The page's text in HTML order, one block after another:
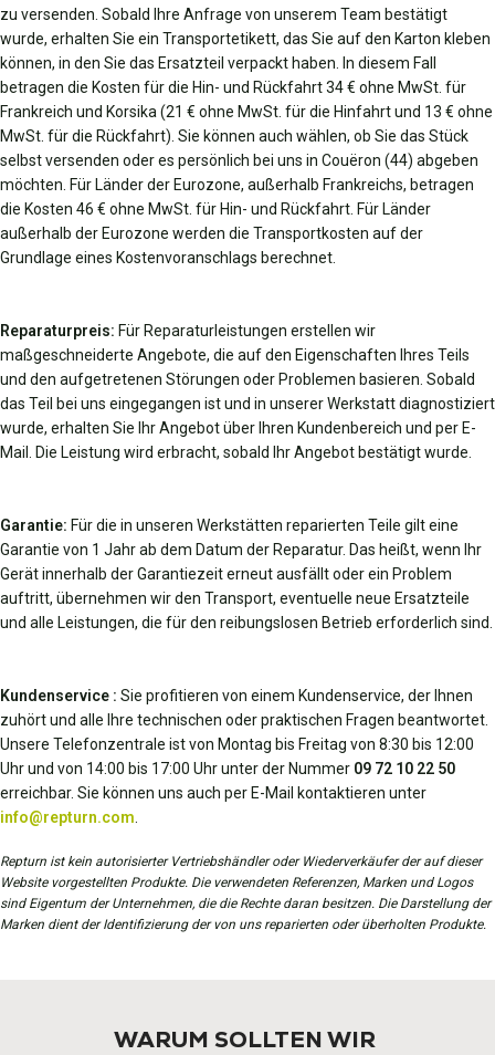
zu versenden. Sobald Ihre Anfrage von unserem Team bestätigt
wurde, erhalten Sie ein Transportetikett, das Sie auf den Karton kleben
können, in den Sie das Ersatzteil verpackt haben. In diesem Fall
betragen die Kosten für die Hin- und Rückfahrt 34 € ohne MwSt. für
Frankreich und Korsika (21 € ohne MwSt. für die Hinfahrt und 13 € ohne
MwSt. für die Rückfahrt). Sie können auch wählen, ob Sie das Stück
selbst versenden oder es persönlich bei uns in Couëron (44) abgeben
möchten. Für Länder der Eurozone, außerhalb Frankreichs, betragen
die Kosten 46 € ohne MwSt. für Hin- und Rückfahrt. Für Länder
außerhalb der Eurozone werden die Transportkosten auf der
Grundlage eines Kostenvoranschlags berechnet.
Reparaturpreis: Für Reparaturleistungen erstellen wir
maßgeschneiderte Angebote, die auf den Eigenschaften Ihres Teils
und den aufgetretenen Störungen oder Problemen basieren. Sobald
das Teil bei uns eingegangen ist und in unserer Werkstatt diagnostiziert
wurde, erhalten Sie Ihr Angebot über Ihren Kundenbereich und per E-
Mail. Die Leistung wird erbracht, sobald Ihr Angebot bestätigt wurde.
Garantie: Für die in unseren Werkstätten reparierten Teile gilt eine
Garantie von 1 Jahr ab dem Datum der Reparatur. Das heißt, wenn Ihr
Gerät innerhalb der Garantiezeit erneut ausfällt oder ein Problem
auftritt, übernehmen wir den Transport, eventuelle neue Ersatzteile
und alle Leistungen, die für den reibungslosen Betrieb erforderlich sind.
Kundenservice : Sie profitieren von einem Kundenservice, der Ihnen
zuhört und alle Ihre technischen oder praktischen Fragen beantwortet.
Unsere Telefonzentrale ist von Montag bis Freitag von 8:30 bis 12:00
Uhr und von 14:00 bis 17:00 Uhr unter der Nummer 09 72 10 22 50
erreichbar. Sie können uns auch per E-Mail kontaktieren unter
info@repturn.com
Repturn ist kein autorisierter Vertriebshändler oder Wiederverkäufer der auf dieser
Website vorgestellten Produkte. Die verwendeten Referenzen, Marken und Logos
sind Eigentum der Unternehmen, die die Rechte daran besitzen. Die Darstellung der
Marken dient der Identifizierung der von uns reparierten oder überholten Produkte.
WARUM SOLLTEN WIR